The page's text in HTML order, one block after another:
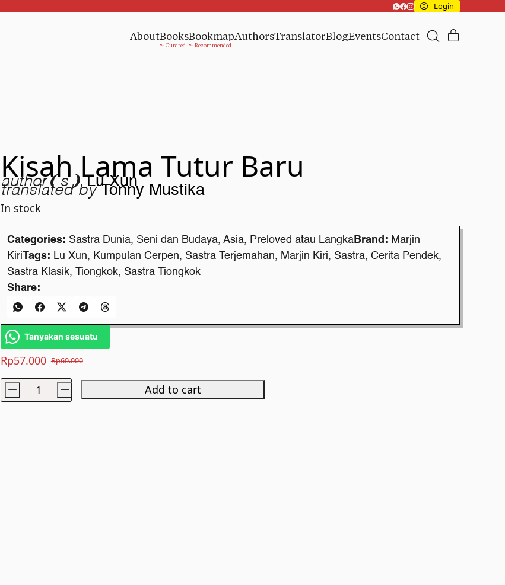
Login
AboutBooksBookmapAuthorsTranslatorBlogEventsContact
Kisah Lama Tutur Baru
author❨s❩ Lu Xun
translated by Tonny Mustika
Rp60.000
Original
price
was:
Rp57.000
Current
price
is:
In stock
Kisah
- + Add to cart
Categories: Sastra Dunia, Seni dan Budaya, Asia, Preloved atau LangkaBrand: Marjin
KiriTags: Lu Xun, Kumpulan Cerpen, Sastra Terjemahan, Marjin Kiri, Sastra, Cerita Pendek,
Sastra Klasik, Tiongkok, Sastra Tiongkok
Share:
Tanyakan sesuatu